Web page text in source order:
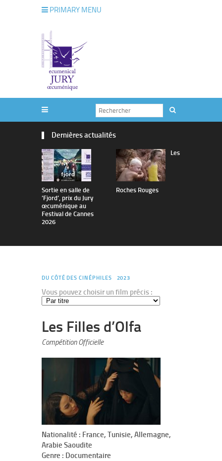
PRIMARY MENU
Dernières actualités
Sortie en salle de
’Fjord’, prix du Jury
œcuménique au
Festival de Cannes
2026
Les
Roches Rouges
DU CÔTÉ DES CINÉPHILES 2023
Vous pouvez choisir un film précis :
Les Filles d’Olfa
Compétition Officielle
Nationalité : France, Tunisie, Allemagne,
Arabie Saoudite
Genre : Documentaire